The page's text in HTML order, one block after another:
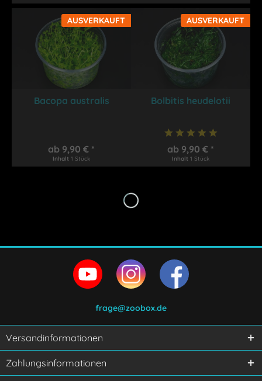
AUSVERKAUFT
Bacopa australis
ab 9,90 € *
Inhalt1 Stück
AUSVERKAUFT
Bolbitis heudelotii
ab 9,90 € *
Inhalt1 Stück
frage@zoobox.de
Versandinformationen
Zahlungsinformationen